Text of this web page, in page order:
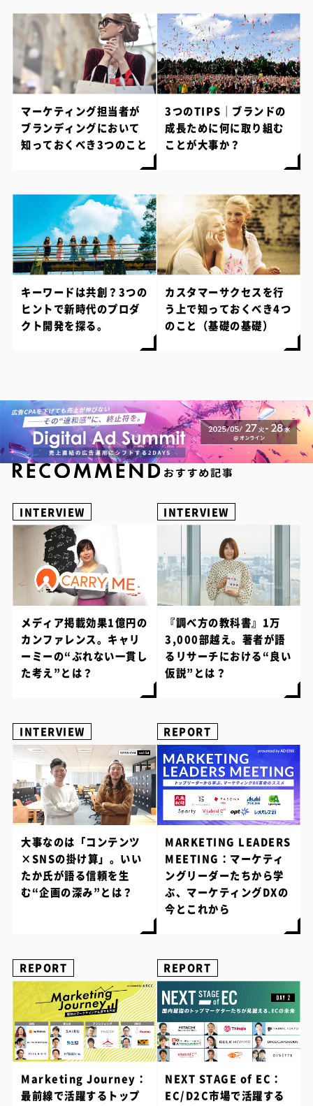
マーケティング担当者が
ブランディングにおいて
知っておくべき3つのこと
3つのTIPS｜ブランドの
成長ために何に取り組む
ことが大事か？
キーワードは共創？3つの
ヒントで新時代のプロダ
クト開発を探る。
カスタマーサクセスを行
う上で知っておくべき4つ
のこと（基礎の基礎）
INTERVIEW
メディア掲載効果1億円の
カンファレンス。キャリ
ーミーの“ぶれない一貫し
た考え”とは？
INTERVIEW
『調べ方の教科書』1万
3,000部越え。著者が語
るリサーチにおける“良い
仮説”とは？
INTERVIEW
大事なのは「コンテンツ
×SNSの掛け算」。いい
たか氏が語る信頼を生
む“企画の深み”とは？
REPORT
MARKETING LEADERS
MEETING：マーケティ
ングリーダーたちから学
ぶ、マーケティングDXの
今とこれから
REPORT
Marketing Journey：
最前線で活躍するトップ
REPORT
NEXT STAGE of EC：
EC/D2C市場で活躍する